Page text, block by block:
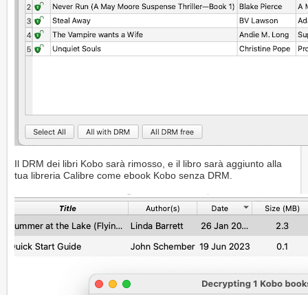
Il DRM dei libri Kobo sarà rimosso, e il libro sarà aggiunto alla
tua libreria Calibre come ebook Kobo senza DRM.